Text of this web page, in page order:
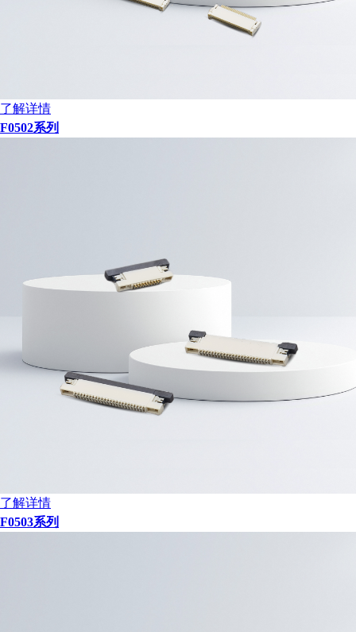
了解详情
F0502系列
了解详情
F0503系列